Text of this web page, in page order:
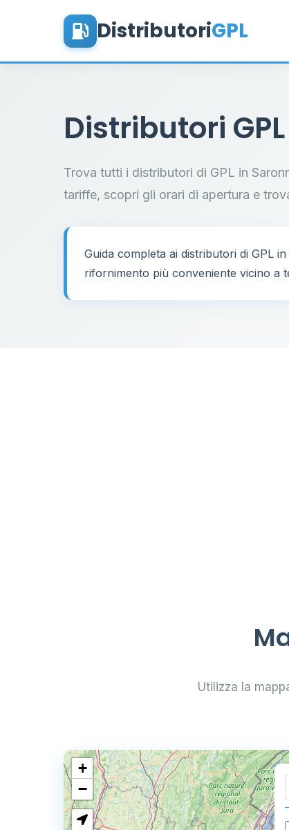
DistributoriGPL
Distributori
Trova tutti i distributori di GPL in
tariffe, scopri gli orari di apertura e
Guida completa ai distributori di GPL in
rifornimento più conveniente vicino a
Utilizza la
+
−